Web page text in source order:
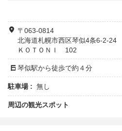
〒063-0814
北海道札幌市西区琴似4条6-2-
ＫＯＴＯＮＩ 102
琴似駅から徒歩で約４分
駐車場 : 無し
周辺の観光スポット